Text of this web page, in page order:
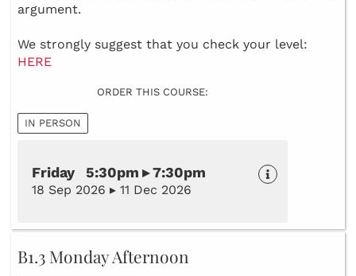
argument.
We strongly suggest that you check your level:
HERE
ORDER THIS COURSE:
IN PERSON
Friday 5:30pm ▸ 7:30pm
18 Sep 2026 ▸ 11 Dec 2026
B1.3 Monday Afternoon